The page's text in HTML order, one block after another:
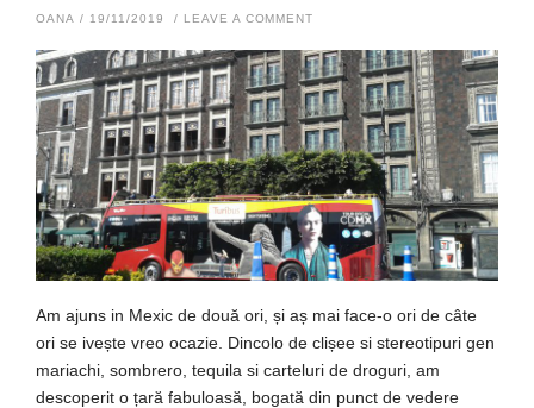
OANA / 19/11/2019 / LEAVE A COMMENT
Am ajuns in Mexic de două ori, și aș mai face-o ori de câte
ori se ivește vreo ocazie. Dincolo de clișee si stereotipuri gen
mariachi, sombrero, tequila si carteluri de droguri, am
descoperit o țară fabuloasă, bogată din punct de vedere